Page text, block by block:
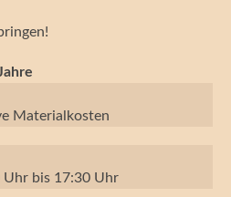
Materialkosten
Uhr bis 17:30 Uhr